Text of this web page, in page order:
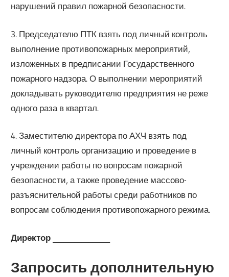
нарушений правил пожарной безопасности.
3. Председателю ПТК взять под личный контроль
выполнение противопожарных мероприятий,
изложенных в предписании Государственного
пожарного надзора. О выполнении мероприятий
докладывать руководителю предприятия не реже
одного раза в квартал.
4. Заместителю директора по АХЧ взять под
личный контроль организацию и проведение в
учреждении работы по вопросам пожарной
безопасности, а также проведение массово-
разъяснительной работы среди работников по
вопросам соблюдения противопожарного режима.
Директор ________________
Запросить дополнительную